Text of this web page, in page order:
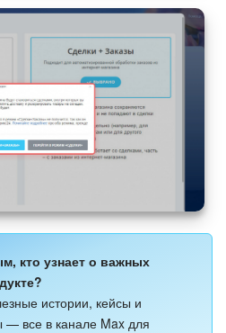
(архив)
БЕСПЛАТНО
ВХОД
кто узнает о важных
истории, кейсы и
все в канале Max для